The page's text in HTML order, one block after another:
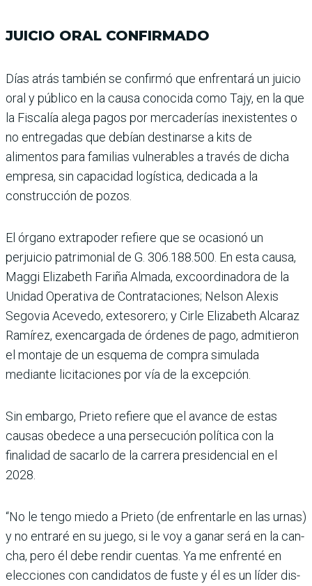
JUICIO ORAL CONFIRMADO
Días atrás también se con­firmó que enfrentará un juicio
oral y público en la causa conocida como Tajy, en la que
la Fiscalía alega pagos por mercaderías inexistentes o
no entrega­das que debían destinarse a kits de
alimentos para fami­lias vulnerables a través de dicha
empresa, sin capaci­dad logística, dedicada a la
construcción de pozos.
El órgano extrapoder refiere que se ocasionó un
perjuicio patrimonial de G. 306.188.500. En esta causa,
Maggi Elizabeth Fariña Almada, excoordi­nadora de la
Unidad Opera­tiva de Contrataciones; Nel­son Alexis
Segovia Acevedo, extesorero; y Cirle Eliza­beth Alcaraz
Ramírez, exen­cargada de órdenes de pago, admitieron
el montaje de un esquema de compra simu­lada
mediante licitaciones por vía de la excepción.
Sin embargo, Prieto refiere que el avance de estas
causas obedece a una persecución política con la
finalidad de sacarlo de la carrera presi­dencial en el
2028.
“No le tengo miedo a Prieto (de enfrentarle en las urnas)
y no entraré en su juego, si le voy a ganar será en la can­
cha, pero él debe rendir cuentas. Ya me enfrenté en
elecciones con candidatos de fuste y él es un líder dis­